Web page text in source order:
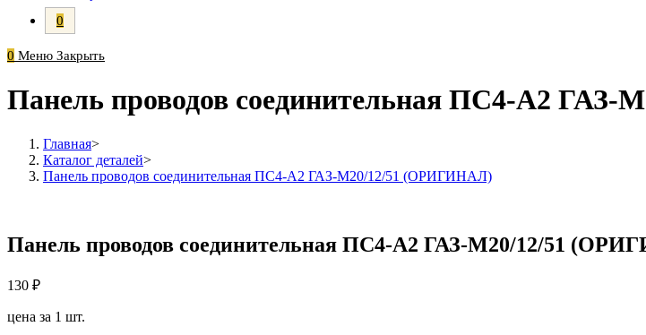
0
0 Меню Закрыть
Панель проводов соединительная ПС4-А2
Главная>
Каталог деталей>
Панель проводов соединительная ПС4-А2 ГАЗ-М20/12/51 (ОРИГИНАЛ)
Панель проводов соединительная ПС4-А2 ГАЗ-М20/12/51
130 ₽
цена за 1 шт.